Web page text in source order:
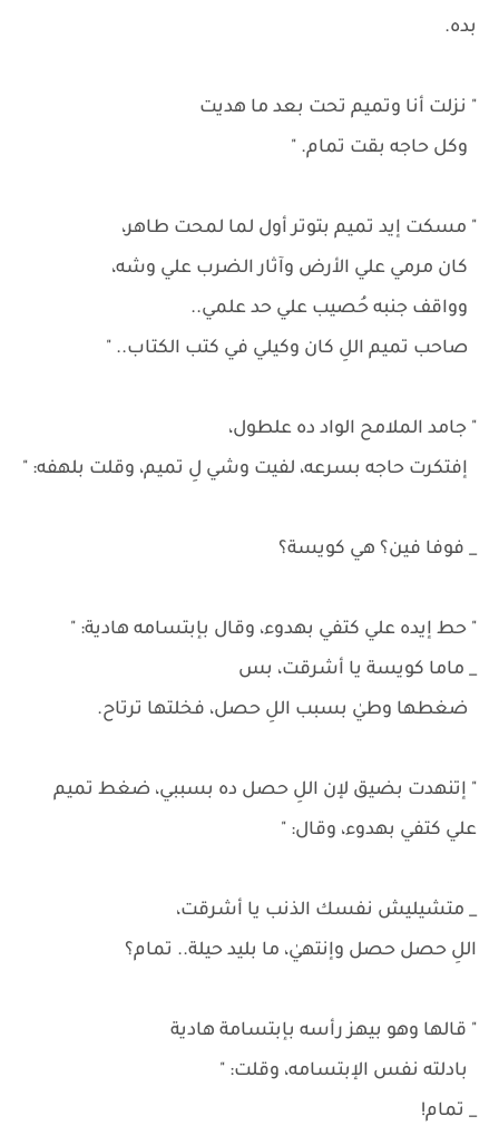
بده.
" نزلت أنا وتميم تحت بعد ما هديت
وكل حاجه بقت تمام. "
" مسكت إيد تميم بتوتر أول لما لمحت طاهر،
كان مرمي علي الأرض وآثار الضرب علي وشه،
وواقف جنبه حُصيب علي حد علمي..
صاحب تميم اللِ كان وكيلي في كتب الكتاب.. "
" جامد الملامح الواد ده علطول،
إفتكرت حاجه بسرعه، لفيت وشي لِ تميم، وقلت بلهفه: "
_ فوفا فين؟ هي كويسة؟
" حط إيده علي كتفي بهدوء، وقال بإبتسامه هادية: "
_ ماما كويسة يا أشرقت، بس
ضغطها وطيٰ بسبب اللِ حصل، فخلتها ترتاح.
" إتنهدت بضيق لإن اللِ حصل ده بسببي، ضغط تميم
علي كتفي بهدوء، وقال: "
_ متشيليش نفسك الذنب يا أشرقت،
اللِ حصل حصل وإنتهيٰ، ما بليد حيلة.. تمام؟
" قالها وهو بيهز رأسه بإبتسامة هادية
بادلته نفس الإبتسامه، وقلت: "
_ تمام!